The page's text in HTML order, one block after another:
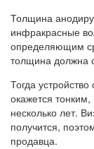
Толщина
инфракрасные
определяющим
толщина должна
Тогда
окажется тонким,
несколько лет.
получится,
продавца.